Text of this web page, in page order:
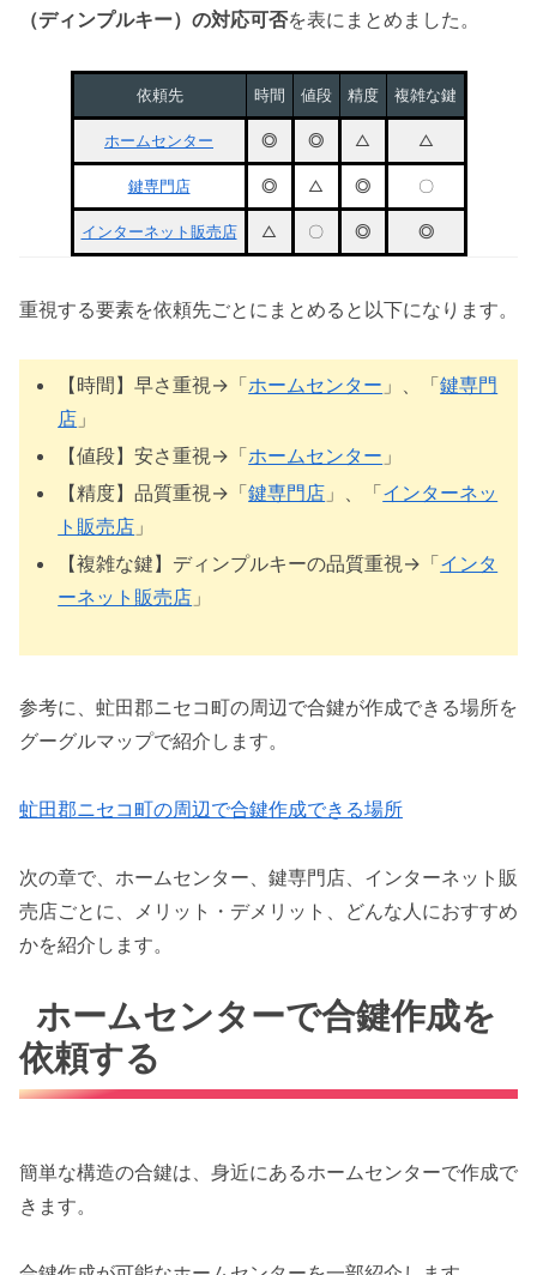
（ディンプルキー）の対応可否を表にまとめました。
依頼先 時間 値段 精度 複雑な鍵
ホームセンター ◎ ◎ △ △
鍵専門店 ◎ △ ◎ 〇
インターネット販売店 △ 〇 ◎ ◎
重視する要素を依頼先ごとにまとめると以下になります。
【時間】早さ重視→「ホームセンター 」、「鍵専門
店 」
【値段】安さ重視→「ホームセンター 」
【精度】品質重視→「鍵専門店 」、「インターネッ
ト販売店 」
【複雑な鍵】ディンプルキーの品質重視→「インタ
ーネット販売店 」
参考に、虻田郡ニセコ町の周辺で合鍵が作成できる場所を
グーグルマップで紹介します。
虻田郡ニセコ町の周辺で合鍵作成できる場所
次の章で、ホームセンター、鍵専門店、インターネット販
売店ごとに、メリット・デメリット、どんな人におすすめ
かを紹介します。
ホームセンターで合鍵作成を
依頼する
簡単な構造の合鍵は、身近にあるホームセンターで作成で
きます。